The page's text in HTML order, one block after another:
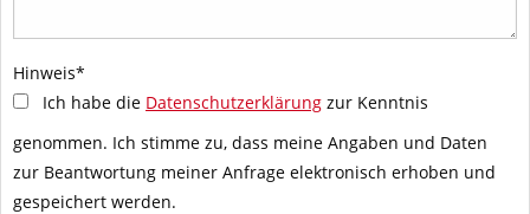
Hinweis*
Ich habe die Datenschutzerklärung zur Kenntnis
genommen. Ich stimme zu, dass meine Angaben und Daten
zur Beantwortung meiner Anfrage elektronisch erhoben und
gespeichert werden.